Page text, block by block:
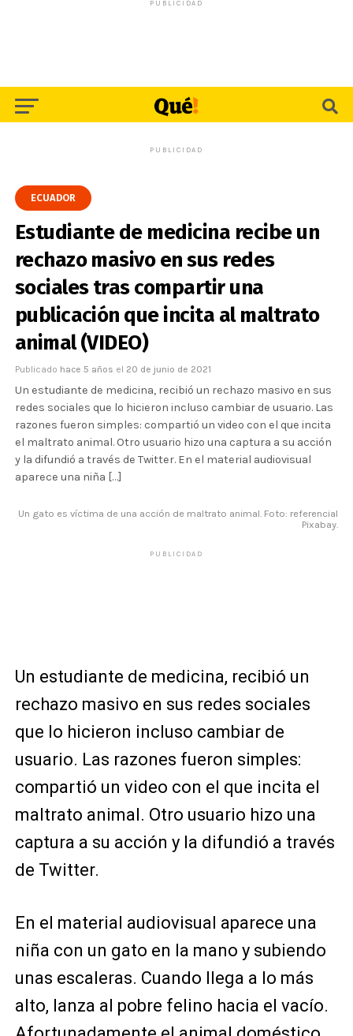
PUBLICIDAD
PUBLICIDAD
ECUADOR
Estudiante de medicina recibe un
rechazo masivo en sus redes
sociales tras compartir una
publicación que incita al maltrato
animal (VIDEO)
Publicado hace 5 años el 20 de junio de 2021
Un estudiante de medicina, recibió un rechazo masivo en sus
redes sociales que lo hicieron incluso cambiar de usuario. Las
razones fueron simples: compartió un video con el que incita
el maltrato animal. Otro usuario hizo una captura a su acción
y la difundió a través de Twitter. En el material audiovisual
aparece una niña […]
Un gato es víctima de una acción de maltrato animal. Foto: referencial
Pixabay.
PUBLICIDAD
Un estudiante de medicina, recibió un
rechazo masivo en sus redes sociales
que lo hicieron incluso cambiar de
usuario. Las razones fueron simples:
compartió un video con el que incita el
maltrato animal. Otro usuario hizo una
captura a su acción y la difundió a través
de Twitter.
En el material audiovisual aparece una
niña con un gato en la mano y subiendo
unas escaleras. Cuando llega a lo más
alto, lanza al pobre felino hacia el vacío.